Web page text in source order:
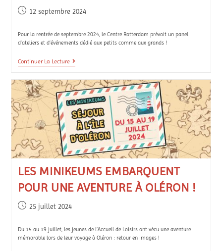
12 septembre 2024
Pour la rentrée de septembre 2024, le Centre Rotterdam prévoit un panel
d’ateliers et d’événements dédié aux petits comme aux grands !
Continuer La Lecture
LES MINIKEUMS EMBARQUENT
POUR UNE AVENTURE À OLÉRON !
25 juillet 2024
Du 15 au 19 juillet, les jeunes de l’Accueil de Loisirs ont vécu une aventure
mémorable lors de leur voyage à Oléron : retour en images !